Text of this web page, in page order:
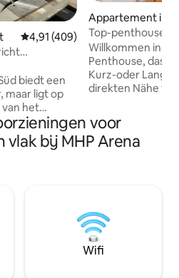
Gemiddelde beoordeling van
4,91 (409)
biedt een
maar ligt op
het
een
Het
een
met grote
Appartement in
Top-penthouse
Airport | Terras
Willkommen in
Penthouse, dass
Kurz-oder
direkten Nähe
Schlafzimmer für
Smart-TV 75Zoll &
Waschmaschine/
Parkplätze → Fußläufig 2 Minuten bis zur
Mall
voor
vlak bij MHP Arena
Wifi